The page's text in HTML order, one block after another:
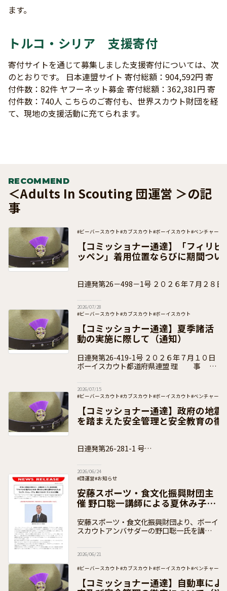
ます。
トルコ・シリア 支援寄付
寄付サイトを通じて募集しました支援寄付については、次
のとおりです。 日本連盟サイト 寄付総額：904,592円 寄
付件数：82件 ヤフーネット募金 寄付総額：362,381円 寄
付件数：740人 こちらのご寄付も、世界スカウト財団を経
て、現地の支援活動に充てられます。
RECOMMEND
＜Adults In Scouting 団運営 ＞の記
事
#ビーバースカウト#カブスカウト#ボーイスカウト#ベンチャース
#団運営
#加盟員向け
【コミッショナー通達】「フィリ
ッペン」着用位置ならびに期間つい
日連発第26－498－1号 ２０２６年７月２８日 ボーイスカウト都
2026/07/28
#ビーバースカウト#カブスカウト#ボーイスカウト
#ベンチャースカウト
#ローバースカウト#団運営 #加盟員向け
【コミッショナー通達】夏季諸活
動の実施に際して（通知）
日連発第26-419-1号 ２０２６年７月１０日
ボーイスカウト都道府県連盟 理 事
2026/07/15
#ビーバースカウト#カブスカウト#ボーイスカウト#ベンチャース
#団運営
#加盟員向け
【コミッショナー通達】政府の地
を踏まえた安全管理と安全教育の徹
日連発第26-281-1 号
2026/06/24
#団運営#お知らせ
安藤スポーツ・食文化振興財団主
催 野口聡一講師による夏休み子ど
も向けセミナーのご案内
安藤スポーツ・食文化振興財団より、ボーイ
スカウトアンバサダーの野口聡一氏を講師と
ご案内いたします。 セミナーについて
2026/06/21
#ビーバースカウト#カブスカウト#ボーイスカウト#ベンチャース
#加盟員向け
【コミッショナー通達】自動車に